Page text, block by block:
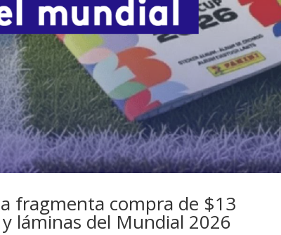
fragmenta compra de $13
láminas del Mundial 2026